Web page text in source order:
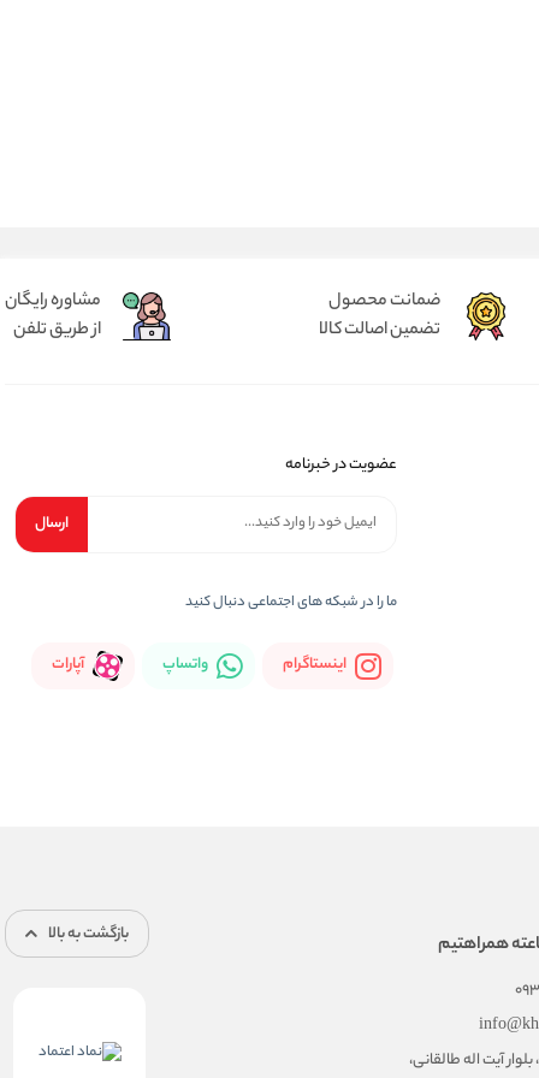
ضمانت محصول
تضمین اصالت کالا
مشاوره رایگان
از طریق تلفن
عضویت در خبرنامه
ارسال
ما را در شبکه های اجتماعی دنبال کنید
اینستاگرام واتساپ آپارات
بلوار آیت اله طالقانی،
بازگشت به بالا